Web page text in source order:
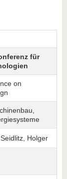
für
on
Holger